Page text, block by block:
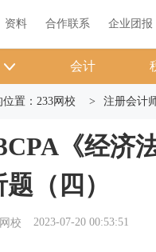
题库 直播 书店 资料
资料 合作联系 企业团报
会计
置： 233网校 > 注册会计
《经济
（四）
校 2023-07-20 00:53:51